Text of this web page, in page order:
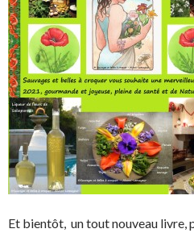
Et bientôt, un tout nouveau livre,